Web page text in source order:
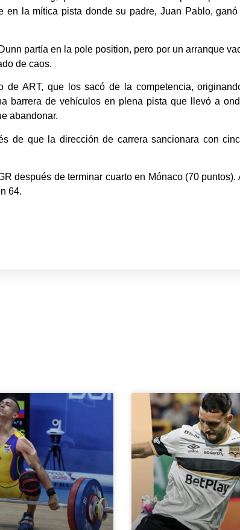
en la mítica pista donde su padre, Juan Pablo,
partía en la pole position, pero por un arranque
de caos.
ART, que los sacó de la competencia,
barrera de vehículos en plena pista que llevó a
abandonar.
de que la dirección de carrera sancionara con
después de terminar cuarto en Mónaco (70 puntos).
64.